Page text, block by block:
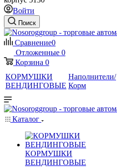
Войти
Поиск
Сравнение0
Отложенные 0
Корзина 0
КОРМУШКИ
ВЕНДИНГОВЫЕ
Наполнители/
Корм
Каталог
КОРМУШКИ
ВЕНДИНГОВЫЕ